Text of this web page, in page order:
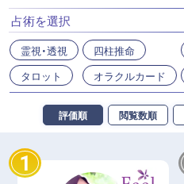
占術を選択
霊視・透視
タロット
四柱推命
オラクルカード
評価順 閲覧数順
1